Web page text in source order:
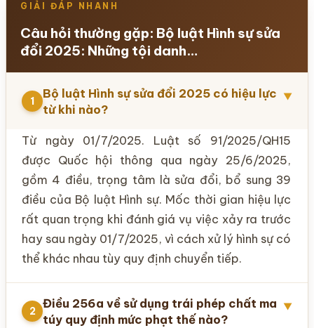
GIẢI ĐÁP NHANH
Câu hỏi thường gặp: Bộ luật Hình sự sửa
đổi 2025: Những tội danh…
1
Bộ luật Hình sự sửa đổi 2025 có hiệu lực
từ khi nào?
▼
Từ ngày 01/7/2025. Luật số 91/2025/QH15
được Quốc hội thông qua ngày 25/6/2025,
gồm 4 điều, trọng tâm là sửa đổi, bổ sung 39
điều của Bộ luật Hình sự. Mốc thời gian hiệu lực
rất quan trọng khi đánh giá vụ việc xảy ra trước
hay sau ngày 01/7/2025, vì cách xử lý hình sự có
thể khác nhau tùy quy định chuyển tiếp.
2
Điều 256a về sử dụng trái phép chất ma
túy quy định mức phạt thế nào?
▼